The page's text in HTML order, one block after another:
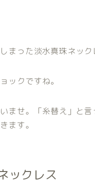
まった淡水真珠ネック
ックですね。
ませ。「糸替え」と
ます。
ックレス